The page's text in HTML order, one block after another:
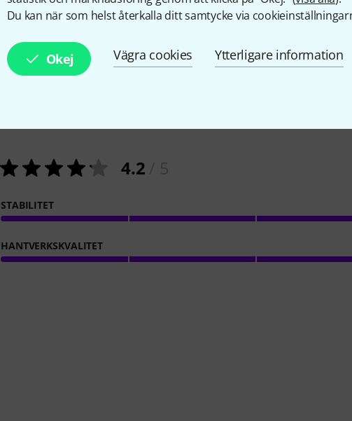
Du kan när som helst återkalla ditt samtycke via
Okej Vägra cookies Ytterligare information
4.2
STABILITET
HANTVERKSKVALITET